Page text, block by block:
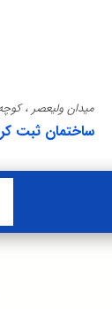
میدان ولیعصر ، کوچه
ساختمان ثبت